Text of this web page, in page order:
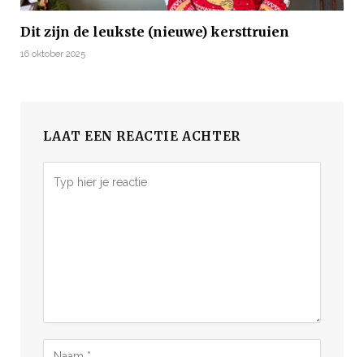
Dit zijn de leukste (nieuwe) kersttruien
16 oktober 2025
LAAT EEN REACTIE ACHTER